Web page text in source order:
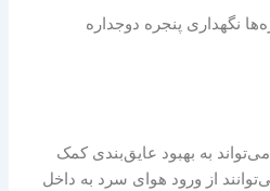
نگهداری پنجره دوجداره
به بهبود عایق‌بندی کمک
از ورود هوای سرد به داخل